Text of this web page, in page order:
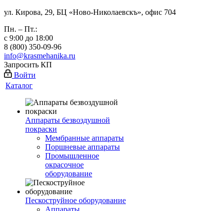
ул. Кирова, 29, БЦ «Ново-Николаевскъ», офис 704
Пн. – Пт.:
с 9:00 до 18:00
8 (800) 350-09-96
info@krasmehanika.ru
Запросить КП
Войти
Каталог
Аппараты безвоздушной
покраски
Мембранные аппараты
Поршневые аппараты
Промышленное
окрасочное
оборудование
Пескоструйное оборудование
Аппараты